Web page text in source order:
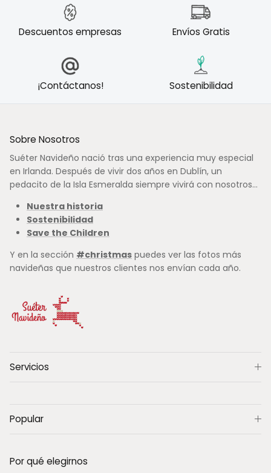
Descuentos empresas Envíos Gratis
¡Contáctanos! Sostenibilidad
Sobre Nosotros
Suéter Navideño nació tras una experiencia muy especial
en Irlanda. Después de vivir dos años en Dublín, un
pedacito de la Isla Esmeralda siempre vivirá con nosotros...
Nuestra historia
Sostenibilidad
Save the Children
Y en la sección #christmas puedes ver las fotos más
navideñas que nuestros clientes nos envían cada año.
Servicios
Popular
Por qué elegirnos